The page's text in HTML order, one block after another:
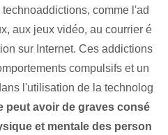
technoaddictions, comme l'ad
aux jeux vidéo, au courrier é
sur Internet. Ces addictions
compulsifs et un
l'utilisation de la technolog
peut avoir de graves consé
et mentale des person